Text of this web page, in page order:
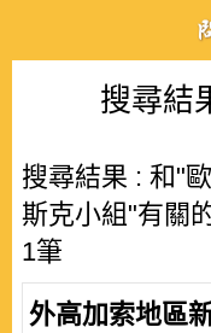
搜尋結
搜尋結果 : 和"
斯克小組"有關
1筆
外高加索地區